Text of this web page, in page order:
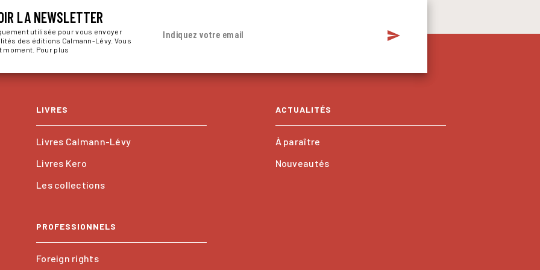
LA NEWSLETTER
utilisée pour vous envoyer
des éditions Calmann-Lévy. Vous
moment. Pour plus
Indiquez votre email send
LIVRES
Livres Calmann-Lévy
Livres Kero
Les collections
ACTUALITÉS
À paraître
Nouveautés
PROFESSIONNELS
Foreign rights